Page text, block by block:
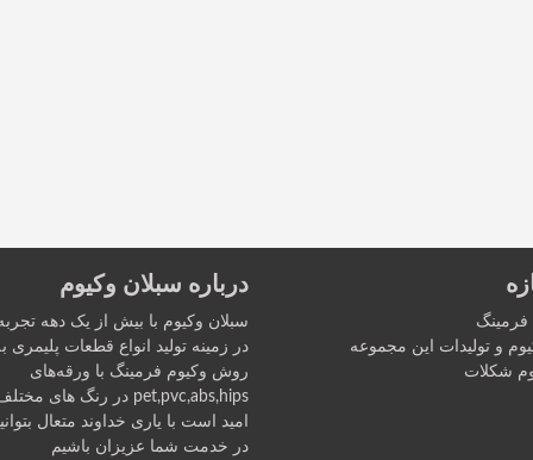
درباره سبلان وکیوم
سبلان وکیوم با بیش از یک دهه
در زمینه تولید انواع قطعات پلیمری
روش وکیوم فرمينگ با ورقه‌های
pet,pvc,abs,hips در رنگ های مختلف
اميد است با یاری خداوند متعال
در خدمت شما عزیزان باشیم
فرمینگ
و تولیدات این مجموعه
شکلات